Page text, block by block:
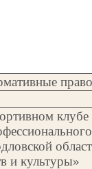
клубе
и культуры»